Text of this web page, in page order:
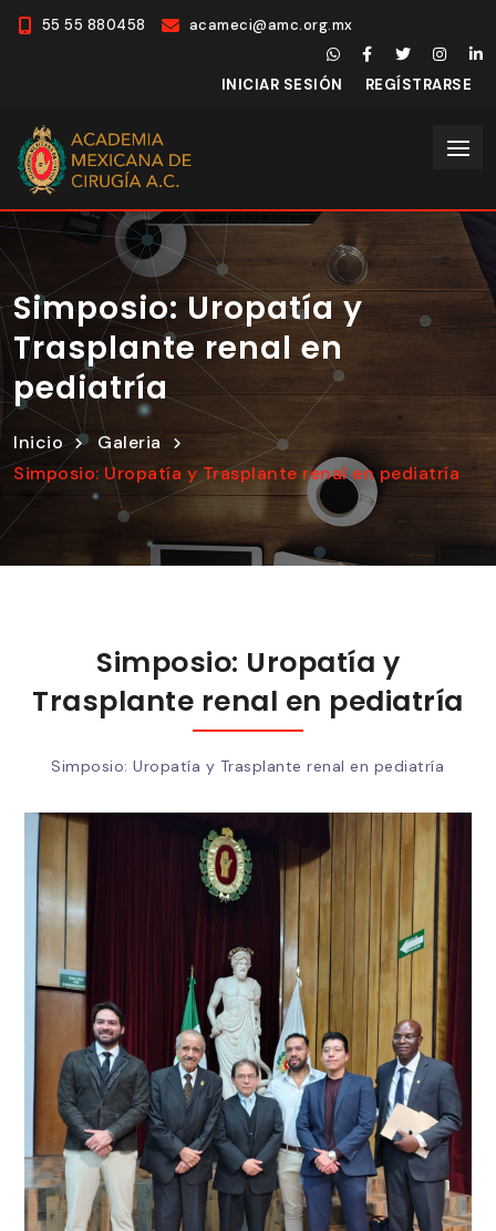
55 55 880458 acameci@amc.org.mx
INICIAR SESIÓN REGÍSTRARSE
Simposio: Uropatía y
Trasplante renal en
pediatría
Inicio
Galeria
Simposio: Uropatía y Trasplante renal en pediatría
Simposio: Uropatía y
Trasplante renal en pediatría
Simposio: Uropatía y Trasplante renal en pediatría